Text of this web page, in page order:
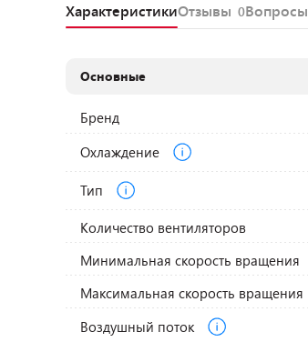
ХарактеристикиОтзывы 0Вопросы
Основные
Бренд
Охлаждение
Тип
Количество вентиляторов
Минимальная скорость вращения
Максимальная скорость вращения
Воздушный поток